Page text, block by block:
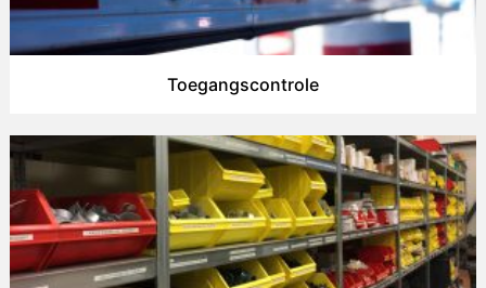
Toegangscontrole